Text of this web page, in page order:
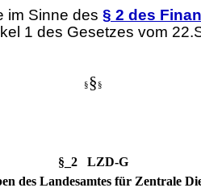
im Sinne des § 2 des
1 des Gesetzes vom
§§ §
§_2 LZD-G
des Landesamtes für Zentrale